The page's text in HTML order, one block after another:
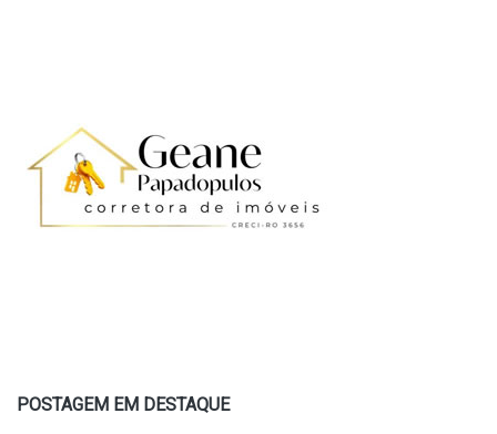
POSTAGEM EM DESTAQUE